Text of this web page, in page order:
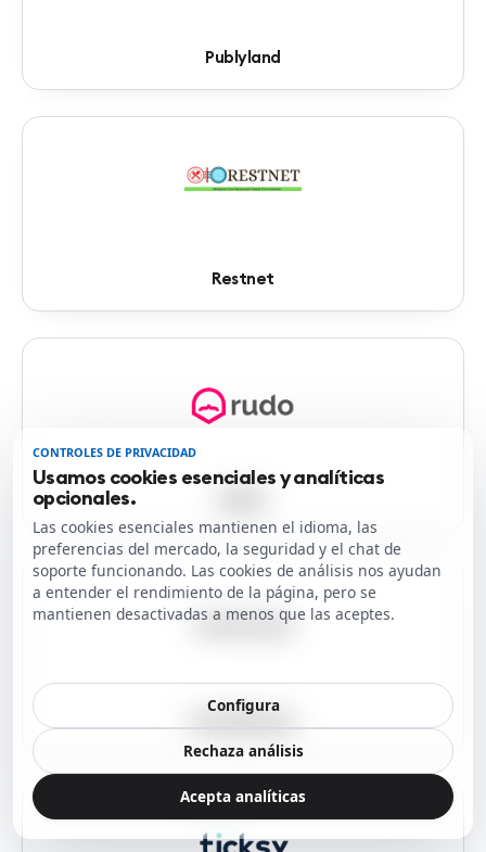
Publyland
Restnet
Smartpicasso
CONTROLES DE PRIVACIDAD
Usamos cookies esenciales y analíticas
opcionales.
Las cookies esenciales mantienen el idioma, las
preferencias del mercado, la seguridad y el chat de
soporte funcionando. Las cookies de análisis nos ayudan
a entender el rendimiento de la página, pero se
mantienen desactivadas a menos que las aceptes.
Configura
Rechaza análisis
Acepta analíticas